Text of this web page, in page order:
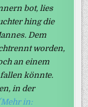
bot, lies
hing die
Dem
worden,
an einem
könnte.
in der
in: